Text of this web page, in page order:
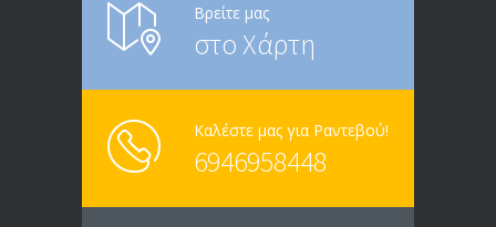
Βρείτε μας
στο Χάρτη
Καλέστε μας για Ραντεβού!
6946958448